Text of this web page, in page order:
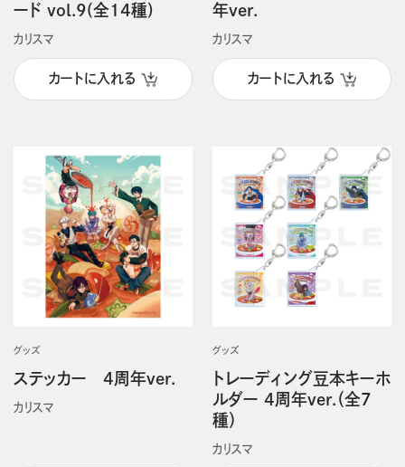
ード vol.9(全14種)
カリスマ
カートに入れる
年ver.
カリスマ
カートに入れる
グッズ
ステッカー 4周年ver.
カリスマ
グッズ
トレーディング豆本キーホ
ルダー 4周年ver.（全7
種）
カリスマ